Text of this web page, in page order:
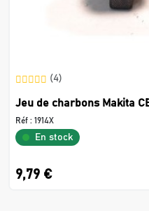
(4)
Jeu de charbons Makita
Réf : 1914X
En stock
9,79 €